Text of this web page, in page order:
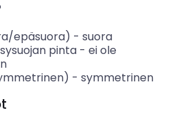
epäsuora) - suora
pinta- ei ole
- symmetrinen